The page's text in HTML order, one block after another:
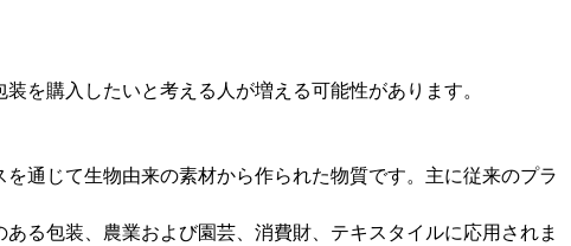
を購入したいと考える人が増える可能性があります。
通じて生物由来の素材から作られた物質です。主に従来のプラ
る包装、農業および園芸、消費財、テキスタイルに応用されま